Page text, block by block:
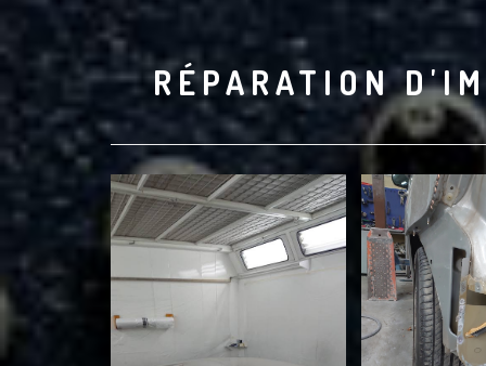
RÉPARATION